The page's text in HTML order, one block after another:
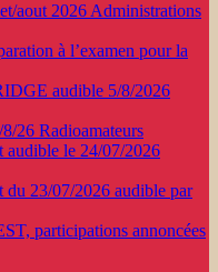
aout 2026 Administrations
à l’examen pour la
audible 5/8/2026
26 Radioamateurs
audible le 24/07/2026
du 23/07/2026 audible par
participations annoncées